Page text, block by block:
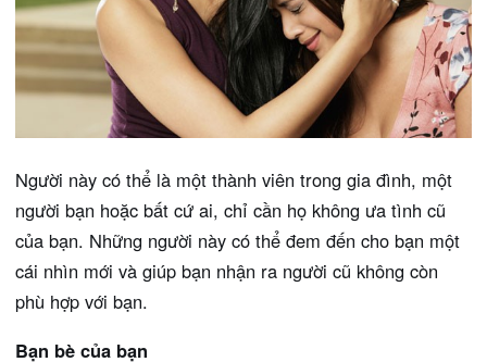
Người này có thể là một thành viên trong gia đình, một
người bạn hoặc bất cứ ai, chỉ cần họ không ưa tình cũ
của bạn. Những người này có thể đem đến cho bạn một
cái nhìn mới và giúp bạn nhận ra người cũ không còn
phù hợp với bạn.
Bạn bè của bạn